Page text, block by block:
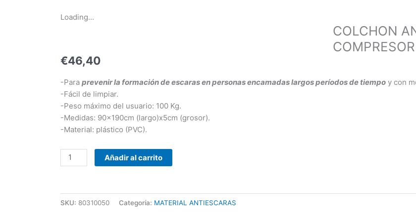
Loading...
COLCHON
COMPRESOR
€46,40
-Para prevenir la formación de escaras en personas encamadas largos períodos de tiempo y con
-Fácil de limpiar.
-Peso máximo del usuario: 100 Kg.
-Medidas: 90x190cm (largo)x5cm (grosor).
-Material: plástico (PVC).
COLCHON
COMPRESOR
Añadir al carrito
SKU: 80310050 Categoría: MATERIAL ANTIESCARAS